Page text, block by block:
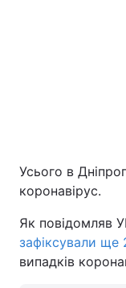
Усього в
коронавірус.
Як повідомляв
зафіксували ще
випадків